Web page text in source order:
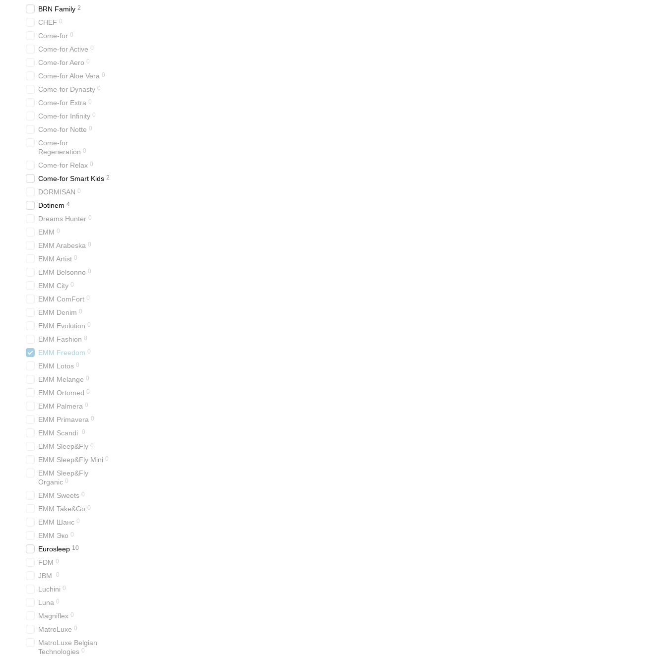
BRN Family 2
CHEF 0
Come-for 0
Come-for Active 0
Come-for Aero 0
Come-for Aloe Vera 0
Come-for Dynasty 0
Come-for Extra 0
Come-for Infinity 0
Come-for Notte 0
Come-for
Regeneration 0
Come-for Relax 0
Come-for Smart Kids 2
DORMISAN 0
Dotinem 4
Dreams Hunter 0
EMM 0
EMM Arabeska 0
EMM Artist 0
EMM Belsonno 0
EMM City 0
EMM ComFort 0
EMM Denim 0
EMM Evolution 0
EMM Fashion 0
EMM Freedom 0
EMM Lotos 0
EMM Melange 0
EMM Ortomed 0
EMM Palmera 0
EMM Primavera 0
EMM Scandi 0
EMM Sleep&Fly 0
EMM Sleep&Fly Mini 0
EMM Sleep&Fly
Organic 0
EMM Sweets 0
EMM Take&Go 0
EMM Шанс 0
EMM Эко 0
Eurosleep 10
FDM 0
JBM 0
Luchini 0
Luna 0
Magniflex 0
MatroLuxe 0
MatroLuxe Belgian
Technologies 0